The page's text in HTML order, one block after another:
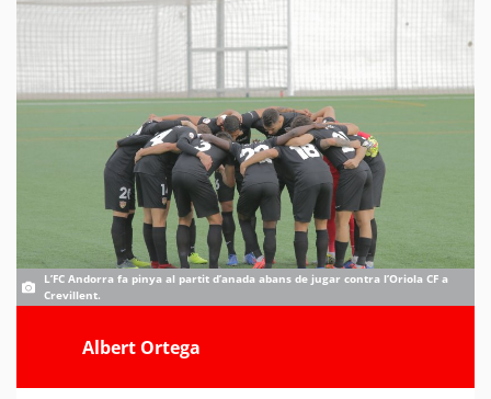
L’FC Andorra fa pinya al partit d’anada abans de jugar contra l’Oriola CF a
Crevillent.
Albert Ortega